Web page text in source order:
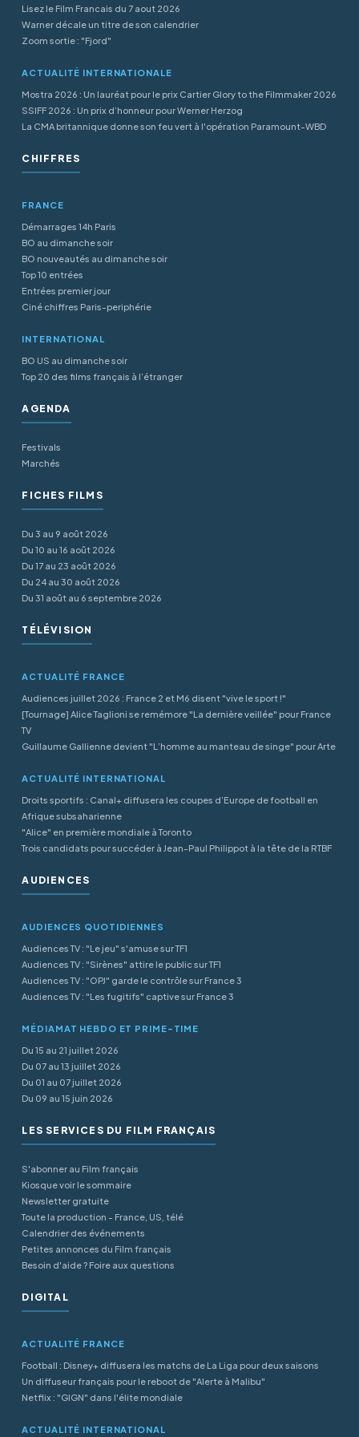
Lisez le Film Francais du 7 aout 2026
Warner décale un titre de son calendrier
Zoom sortie : "Fjord"
ACTUALITÉ INTERNATIONALE
Mostra 2026 : Un lauréat pour le prix Cartier Glory to the Filmmaker 2026
SSIFF 2026 : Un prix d’honneur pour Werner Herzog
La CMA britannique donne son feu vert à l'opération Paramount-WBD
CHIFFRES
FRANCE
Démarrages 14h Paris
BO au dimanche soir
BO nouveautés au dimanche soir
Top 10 entrées
Entrées premier jour
Ciné chiffres Paris-periphérie
INTERNATIONAL
BO US au dimanche soir
Top 20 des films français à l’étranger
AGENDA
Festivals
Marchés
FICHES FILMS
Du 3 au 9 août 2026
Du 10 au 16 août 2026
Du 17 au 23 août 2026
Du 24 au 30 août 2026
Du 31 août au 6 septembre 2026
TÉLÉVISION
ACTUALITÉ FRANCE
Audiences juillet 2026 : France 2 et M6 disent "vive le sport !"
[Tournage] Alice Taglioni se remémore "La dernière veillée" pour France
TV
Guillaume Gallienne devient "L’homme au manteau de singe" pour Arte
ACTUALITÉ INTERNATIONAL
Droits sportifs : Canal+ diffusera les coupes d’Europe de football en
Afrique subsaharienne
"Alice" en première mondiale à Toronto
Trois candidats pour succéder à Jean-Paul Philippot à la tête de la RTBF
AUDIENCES
AUDIENCES QUOTIDIENNES
Audiences TV : "Le jeu" s'amuse sur TF1
Audiences TV : "Sirènes" attire le public sur TF1
Audiences TV : "OPJ" garde le contrôle sur France 3
Audiences TV : "Les fugitifs" captive sur France 3
MÉDIAMAT HEBDO ET PRIME-TIME
Du 15 au 21 juillet 2026
Du 07 au 13 juillet 2026
Du 01 au 07 juillet 2026
Du 09 au 15 juin 2026
LES SERVICES DU FILM FRANÇAIS
S'abonner au Film français
Kiosque voir le sommaire
Newsletter gratuite
Toute la production - France, US, télé
Calendrier des événements
Petites annonces du Film français
Besoin d'aide ? Foire aux questions
DIGITAL
ACTUALITÉ FRANCE
Football : Disney+ diffusera les matchs de La Liga pour deux saisons
Un diffuseur français pour le reboot de "Alerte à Malibu"
Netflix : "GIGN" dans l'élite mondiale
ACTUALITÉ INTERNATIONAL